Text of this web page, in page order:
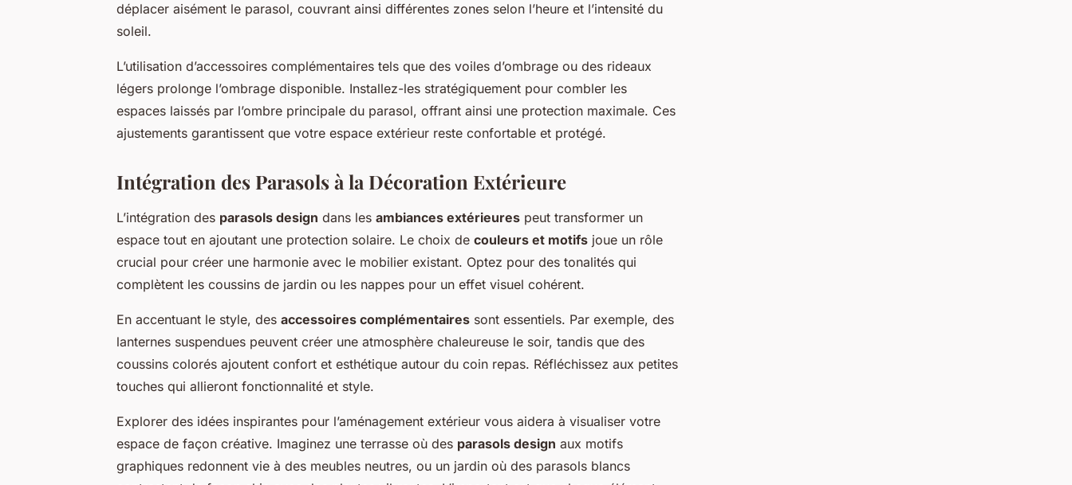
déplacer aisément le parasol, couvrant ainsi différentes zones selon l’heure et l’intensité du
soleil.
L’utilisation d’accessoires complémentaires tels que des voiles d’ombrage ou des rideaux
légers prolonge l’ombrage disponible. Installez-les stratégiquement pour combler les
espaces laissés par l’ombre principale du parasol, offrant ainsi une protection maximale. Ces
ajustements garantissent que votre espace extérieur reste confortable et protégé.
Intégration des Parasols à la Décoration Extérieure
L’intégration des parasols design dans les ambiances extérieures peut transformer un
espace tout en ajoutant une protection solaire. Le choix de couleurs et motifs joue un rôle
crucial pour créer une harmonie avec le mobilier existant. Optez pour des tonalités qui
complètent les coussins de jardin ou les nappes pour un effet visuel cohérent.
En accentuant le style, des accessoires complémentaires sont essentiels. Par exemple, des
lanternes suspendues peuvent créer une atmosphère chaleureuse le soir, tandis que des
coussins colorés ajoutent confort et esthétique autour du coin repas. Réfléchissez aux petites
touches qui allieront fonctionnalité et style.
Explorer des idées inspirantes pour l’aménagement extérieur vous aidera à visualiser votre
espace de façon créative. Imaginez une terrasse où des parasols design aux motifs
graphiques redonnent vie à des meubles neutres, ou un jardin où des parasols blancs